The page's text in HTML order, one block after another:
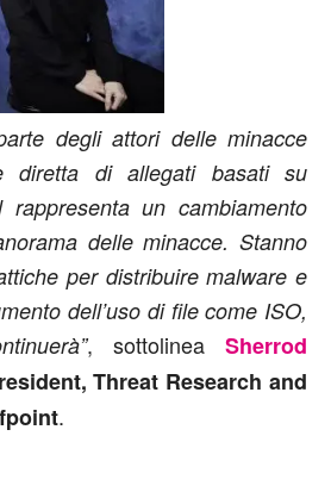
degli attori delle minacce
diretta di allegati basati su
un cambiamento
delle minacce. Stanno
per distribuire malware e
dell’uso di file come ISO,
, sottolineaSherrod
Threat Research and
.